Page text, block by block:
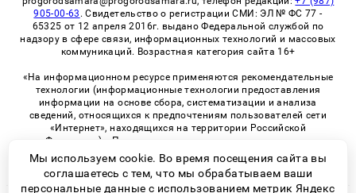
905-00-63 . Свидетельство о регистрации СМИ: ЭЛ № ФС 77 -
65325 от 12 апреля 2016г. выдано Федеральной службой по
надзору в сфере связи, информационных технологий и массовых
коммуникаций. Возрастная категория сайта 16+
«На информационном ресурсе применяются рекомендательные
технологии (информационные технологии предоставления
информации на основе сбора, систематизации и анализа
сведений, относящихся к предпочтениям пользователей сети
«Интернет», находящихся на территории Российской
Федерации)». Правила применения рекомендательных
технологий в виджетах рекламно-обменной сети
«СМИ2» (PDF)
Мы используем cookie. Во время посещения сайта вы
соглашаетесь с тем, что мы обрабатываем ваши
персональные данные с использованием метрик Яндекс